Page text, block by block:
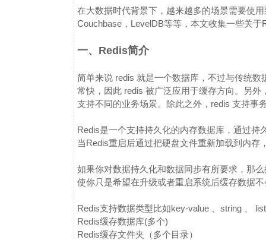
在大数据时代背景下，越来越多的场景需要使
Couchbase，LevelDB等等，本文收集一些关于
一、Redis简介
简单来说 redis 就是一个数据库，不过与传统
常快，因此 redis 被广泛应用于缓存方向。另
支持不同的业务场景。除此之外，redis 支持事
Redis是一个支持持久化的内存数据库，通过
当Redis重启后通过把硬盘文件重新加载到内存
如果你对数据持久化和数据同步有所要求，那
使你只是希望在升级或者重启系统后缓存数据
Redis支持数据类型比如key-value 、string 、
Redis缓存数据库(多个)
Redis缓存文件夹（多个目录）